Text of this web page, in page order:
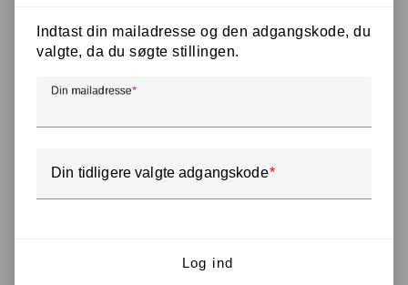
Indtast din mailadresse og den adgangskode, du
valgte, da du søgte stillingen.
Din mailadresse
Din tidligere valgte adgangskode
Log ind